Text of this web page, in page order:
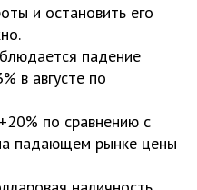
и остановить его
падение
в августе по
по сравнению с
падающем рынке цены